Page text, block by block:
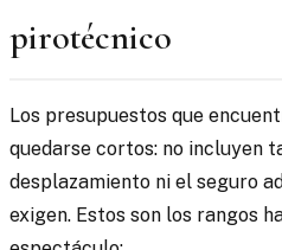
pirotécnico
Los presupuestos que
quedarse cortos: no incluyen
desplazamiento ni el seguro
exigen. Estos son los rangos